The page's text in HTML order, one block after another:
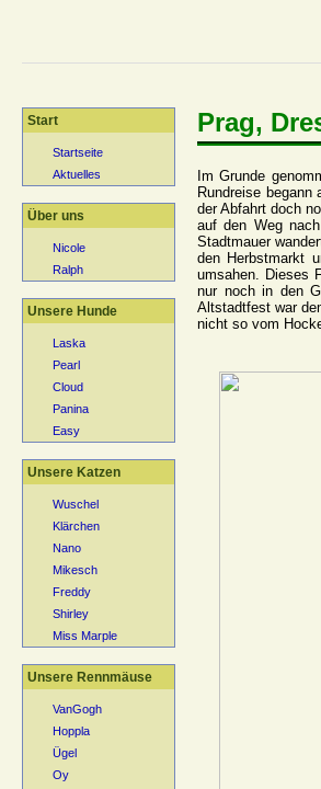
Start
Startseite
Aktuelles
Über uns
Nicole
Ralph
Unsere Hunde
Laska
Pearl
Cloud
Panina
Easy
Unsere Katzen
Wuschel
Klärchen
Nano
Mikesch
Freddy
Shirley
Miss Marple
Unsere Rennmäuse
VanGogh
Hoppla
Ügel
Oy
Prag,
Im Grunde
Rundreise begann
der Abfahrt doch
auf den Weg
Stadtmauer
den Herbstmarkt
umsahen. Dieses
nur noch in den
Altstadtfest war
nicht so vom